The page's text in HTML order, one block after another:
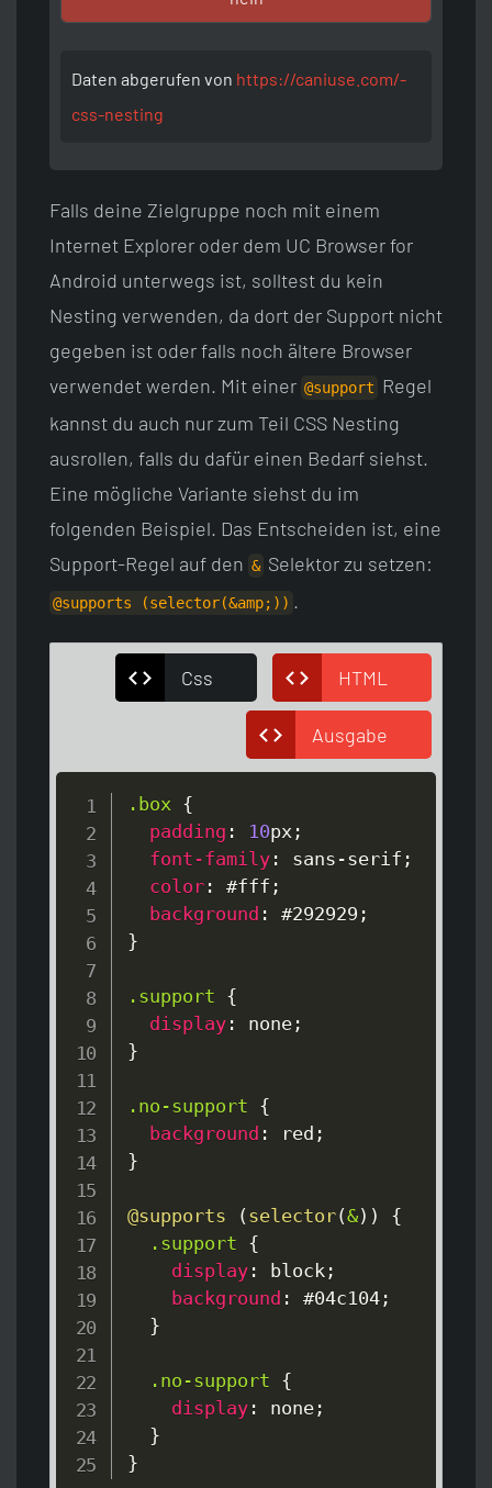
Daten abgerufen von https:/­/­caniuse.com/­
css-nesting
Falls deine Zielgruppe noch mit einem
Internet Explorer oder dem UC Browser for
Android unterwegs ist, solltest du kein
Nesting verwenden, da dort der Support nicht
gegeben ist oder falls noch ältere Browser
verwendet werden. Mit einer @support Regel
kannst du auch nur zum Teil CSS Nesting
ausrollen, falls du dafür einen Bedarf siehst.
Eine mögliche Variante siehst du im
folgenden Beispiel. Das Entscheiden ist, eine
Support-Regel auf den & Selektor zu setzen:
@supports (selector(&amp;)) .
Css HTML
Ausgabe
.box {
padding : 10px;
font-family: sans-serif ;
color: #fff ;
background : #292929 ;
}
.support {
display: none;
}
.no-support {
background : red ;
}
@supports (selector(&) )
{
.support {
display: block;
background : #04c104;
}
.no-support {
display: none;
}
}